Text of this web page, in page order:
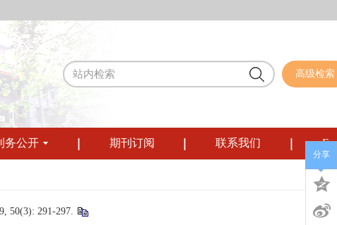
高级检索
务公开 期刊订阅 联系我们
50(3): 291-297.
分享